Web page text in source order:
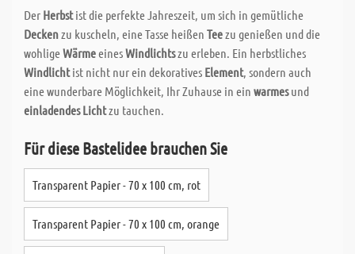
Der Herbstist die perfekte Jahreszeit, um sich in gemütliche
Deckenzu kuscheln, eine Tasse heißen Teezu genießen und die
wohligeWärmeeinesWindlichtszu erleben. Ein herbstliches
Windlichtist nicht nur ein dekoratives Element, sondern auch
eine wunderbare Möglichkeit, Ihr Zuhause in ein warmesund
einladendes Lichtzu tauchen.
Für diese Bastelidee brauchen Sie
Transparent Papier - 70 x 100 cm, rot
Transparent Papier - 70 x 100 cm, orange